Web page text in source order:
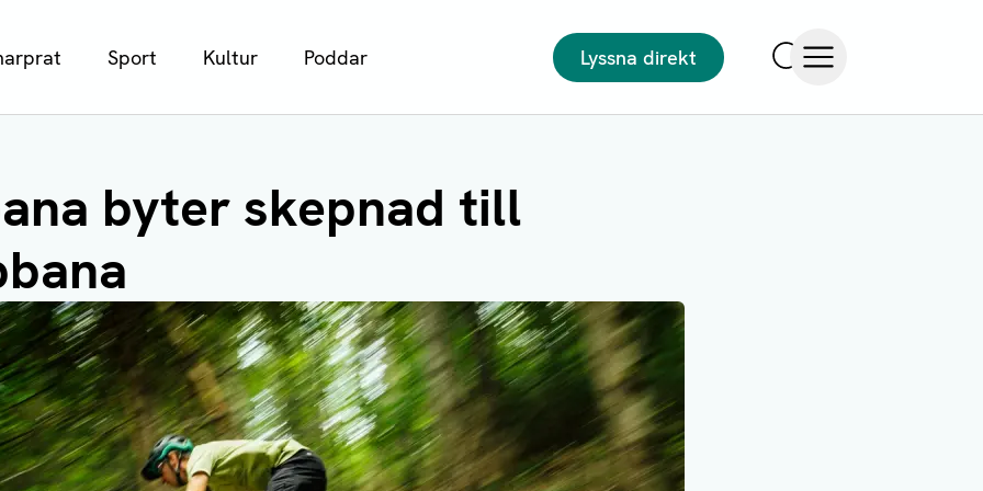
Sport Kultur Poddar
Lyssna direkt
byter skepnad till